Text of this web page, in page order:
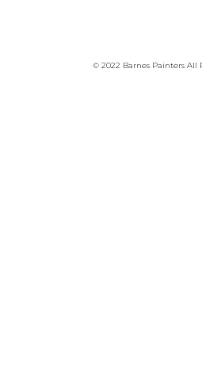
© 2022 Barnes Painters All